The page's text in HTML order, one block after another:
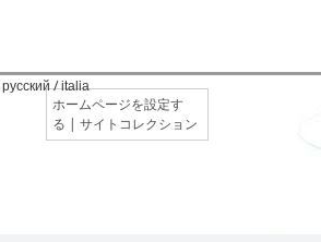
русский / italia
ホームページを設定す
る | サイトコレクション